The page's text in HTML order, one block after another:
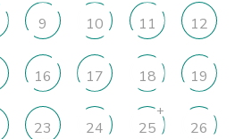
9 10 11 12
16 17 18 19
23 24 25
+
26